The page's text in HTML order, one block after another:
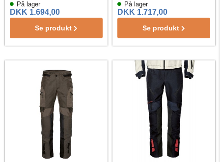
På lager
DKK 1.694,00
Se produkt
På lager
DKK 1.717,00
Se produkt